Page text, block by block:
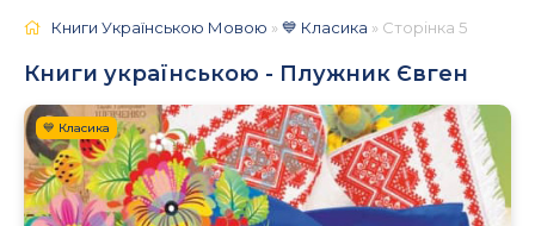
Книги Українською Мовою »💙 Класика » Сторінка 5
Книги українською - Плужник Євген
💙 Класика